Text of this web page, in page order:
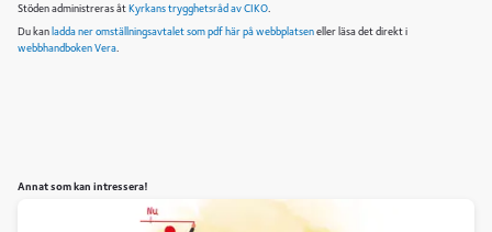
Stöden administreras åtKyrkans trygghetsråd av CIKO
Du kan ladda ner omställningsavtalet som pdf här på webbplatseneller läsa det direkt i
webbhandboken Vera
Annat som kan intressera!